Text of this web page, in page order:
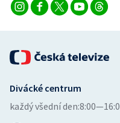
Divácké centrum
každý všední den: